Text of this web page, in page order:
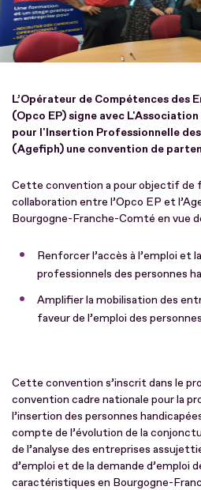
L’Opérateur de Compétences des
(Opco EP) signe avec
pour l'Insertion Professionnelle
(Agefiph) une convention de
Cette convention a pour objectif de
collaboration entre l’Opco EP et
Bourgogne-Franche-Comté en vue
Renforcer l’accès à l’emploi et
professionnels des personnes
Amplifier la mobilisation des
faveur de l’emploi des
Cette convention s’inscrit dans le
convention cadre nationale pour la
l’insertion des personnes
compte de l’évolution de la
de l’analyse des entreprises
d’emploi et de la demande d’emploi
caractéristiques en Bourgogne-